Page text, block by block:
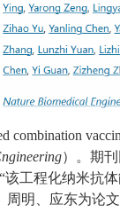
）。期
“该工程化纳
明、应东为论